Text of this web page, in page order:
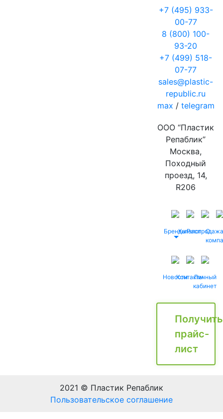
+7 (495) 933-
00-77
8 (800) 100-
93-20
+7 (499) 518-
07-77
sales@plastic-
republic.ru
max / telegram
ООО “Пластик
Репаблик”
Москва,
Походный
проезд, 14,
R206
БрендыКаталог
Распродажа
О
НовостиКонтактыЛичный
кабинет
Получить
прайс-
лист
2021 © Пластик Репаблик
Пользовательское соглашение